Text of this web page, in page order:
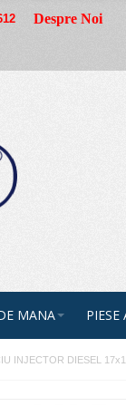
Despre Noi
MANA
INJECTOR DIESEL